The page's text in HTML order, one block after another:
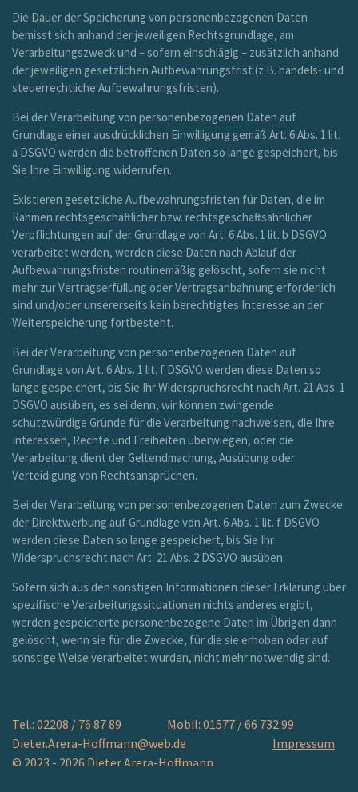
Die Dauer der Speicherung von personenbezogenen Daten
bemisst sich anhand der jeweiligen Rechtsgrundlage, am
Verarbeitungszweck und – sofern einschlägig – zusätzlich anhand
der jeweiligen gesetzlichen Aufbewahrungsfrist (z.B. handels- und
steuerrechtliche Aufbewahrungsfristen).
Bei der Verarbeitung von personenbezogenen Daten auf
Grundlage einer ausdrücklichen Einwilligung gemäß Art. 6 Abs. 1 lit.
a DSGVO werden die betroffenen Daten so lange gespeichert, bis
Sie Ihre Einwilligung widerrufen.
Existieren gesetzliche Aufbewahrungsfristen für Daten, die im
Rahmen rechtsgeschäftlicher bzw. rechtsgeschäftsähnlicher
Verpflichtungen auf der Grundlage von Art. 6 Abs. 1 lit. b DSGVO
verarbeitet werden, werden diese Daten nach Ablauf der
Aufbewahrungsfristen routinemäßig gelöscht, sofern sie nicht
mehr zur Vertragserfüllung oder Vertragsanbahnung erforderlich
sind und/oder unsererseits kein berechtigtes Interesse an der
Weiterspeicherung fortbesteht.
Bei der Verarbeitung von personenbezogenen Daten auf
Grundlage von Art. 6 Abs. 1 lit. f DSGVO werden diese Daten so
lange gespeichert, bis Sie Ihr Widerspruchsrecht nach Art. 21 Abs. 1
DSGVO ausüben, es sei denn, wir können zwingende
schutzwürdige Gründe für die Verarbeitung nachweisen, die Ihre
Interessen, Rechte und Freiheiten überwiegen, oder die
Verarbeitung dient der Geltendmachung, Ausübung oder
Verteidigung von Rechtsansprüchen.
Bei der Verarbeitung von personenbezogenen Daten zum Zwecke
der Direktwerbung auf Grundlage von Art. 6 Abs. 1 lit. f DSGVO
werden diese Daten so lange gespeichert, bis Sie Ihr
Widerspruchsrecht nach Art. 21 Abs. 2 DSGVO ausüben.
Sofern sich aus den sonstigen Informationen dieser Erklärung über
spezifische Verarbeitungssituationen nichts anderes ergibt,
werden gespeicherte personenbezogene Daten im Übrigen dann
gelöscht, wenn sie für die Zwecke, für die sie erhoben oder auf
sonstige Weise verarbeitet wurden, nicht mehr notwendig sind.
Tel.: 02208 / 76 87 89 Mobil: 01577 / 66 732 99
Dieter.Arera-Hoffmann@web.de Impressum
© 2023 - 2026 Dieter Arera-Hoffmann